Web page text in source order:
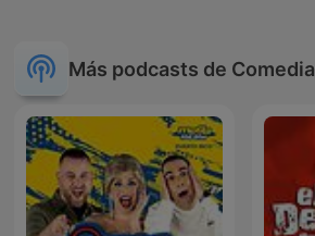
Más podcasts de Comedia